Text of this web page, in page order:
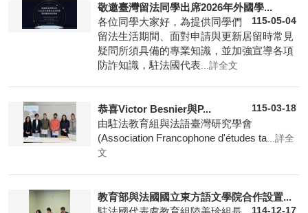
敬邀臺灣留法同學出席2026年外國學...
115-05-04
各位同學大家好，為提供同學們
留法生活期間、面對申請與更新居留時常見
疑問所須具備的專業知識，並加強宣導各項
防詐知識，駐法國代表 ...詳全文
恭喜Victor Besnier與P... 115-03-18
由駐法教育組與法語臺灣研究學會
(Association Francophone d'études ta...詳全
文
教育部與法國國立東方語文學院合作設置...
114-12-17